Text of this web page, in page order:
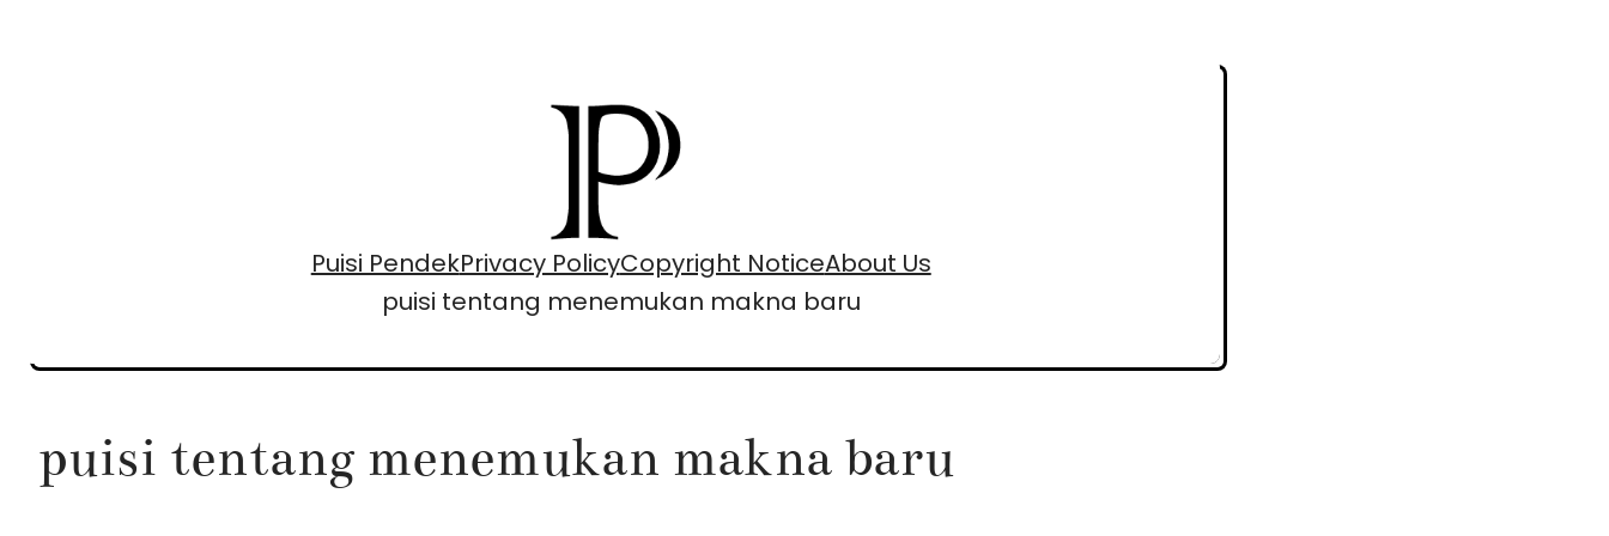
Puisi PendekPrivacy PolicyCopyright NoticeAbout Us
puisi tentang menemukan makna baru
puisi tentang menemukan makna baru